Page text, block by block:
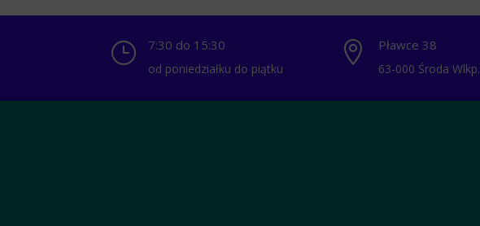
} 7:30 do 15:30
od poniedziałku do piątku
 Pławce 38
63-000 Środa Wlkp.